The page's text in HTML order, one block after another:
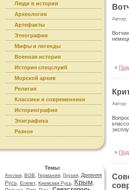
Люди в истории
Археология
Артефакты
Этнография
Мифы и легенды
Военная история
История спецслужб
Морской архив
Религия
Классики и современники
Историография
Эпиграфика
Разное
Темы:
Англия ВОВ Германия Грузия
Древняя
Русь Египет, Киевская Русь Крым
Автор:
»
Автор:
»